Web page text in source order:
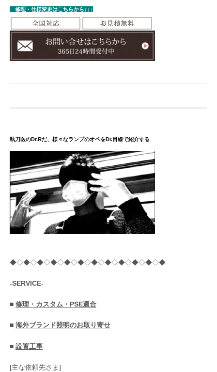
修理・仕様変更はこちらから↓↓↓
執刀医のDr.Rだ、様々なランプのオペをDr.目線で紹介する
◆◇◆◇◆◇◆◇◆◇◆◇◆◇◆◇◆◇◆◇◆◇◆
-SERVICE-
■ 修理・カスタム・PSE適合
■ 海外ブランド照明のお取り寄せ
■ 設置工事
[主な依頼先さま]